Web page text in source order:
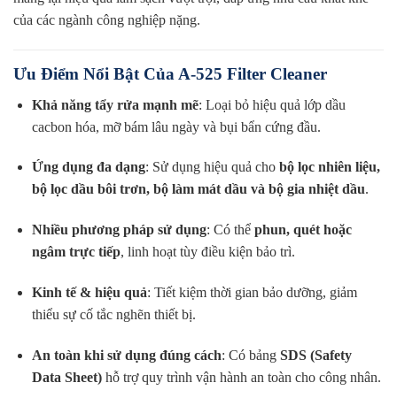
của các ngành công nghiệp nặng.
Ưu Điểm Nổi Bật Của A-525 Filter Cleaner
Khả năng tẩy rửa mạnh mẽ: Loại bỏ hiệu quả lớp dầu
cacbon hóa, mỡ bám lâu ngày và bụi bẩn cứng đầu.
Ứng dụng đa dạng: Sử dụng hiệu quả cho bộ lọc nhiên liệu,
bộ lọc dầu bôi trơn, bộ làm mát dầu và bộ gia nhiệt dầu.
Nhiều phương pháp sử dụng: Có thể phun, quét hoặc
ngâm trực tiếp, linh hoạt tùy điều kiện bảo trì.
Kinh tế & hiệu quả: Tiết kiệm thời gian bảo dưỡng, giảm
thiểu sự cố tắc nghẽn thiết bị.
An toàn khi sử dụng đúng cách: Có bảng SDS (Safety
Data Sheet)hỗ trợ quy trình vận hành an toàn cho công nhân.